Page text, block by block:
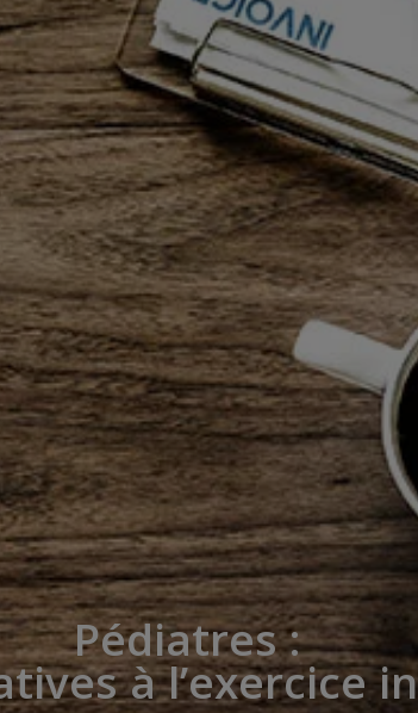
Pédiatres :
à l’exercice